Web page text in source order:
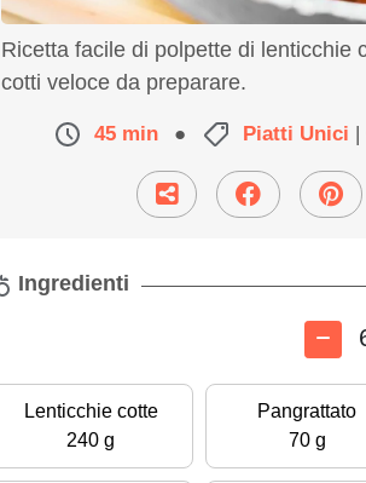
Ricetta facile di polpette di lenticchie
cotti veloce da preparare.
45 min ● Piatti Unici |
Ingredienti
Lenticchie cotte
240 g
Pangrattato
70 g